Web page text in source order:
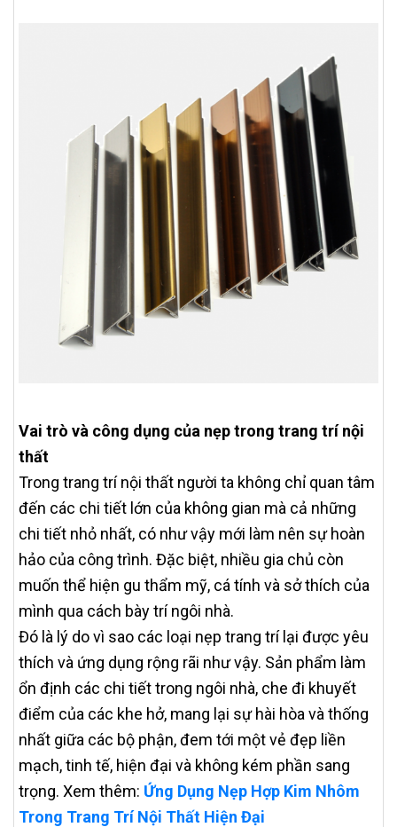
Vai trò và công dụng của nẹp trong trang trí nội
thất
Trong trang trí nội thất người ta không chỉ quan tâm
đến các chi tiết lớn của không gian mà cả những
chi tiết nhỏ nhất, có như vậy mới làm nên sự hoàn
hảo của công trình. Đặc biệt, nhiều gia chủ còn
muốn thể hiện gu thẩm mỹ, cá tính và sở thích của
mình qua cách bày trí ngôi nhà.
Đó là lý do vì sao các loại nẹp trang trí lại được yêu
thích và ứng dụng rộng rãi như vậy. Sản phẩm làm
ổn định các chi tiết trong ngôi nhà, che đi khuyết
điểm của các khe hở, mang lại sự hài hòa và thống
nhất giữa các bộ phận, đem tới một vẻ đẹp liền
mạch, tinh tế, hiện đại và không kém phần sang
trọng. Xem thêm: Ứng Dụng Nẹp Hợp Kim Nhôm
Trong Trang Trí Nội Thất Hiện Đại